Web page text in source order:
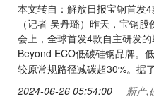
本文转自：解放日报宝钢首发
（记者 吴丹璐）昨天，宝钢
会上，全球首发4款自主研发
Beyond ECO低碳硅钢品牌。
较原常规路径减碳超30%。据
2024-06-26 05:54:00 新产,